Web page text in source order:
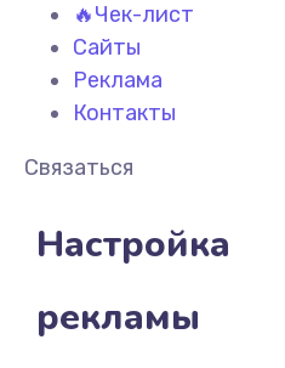
🔥Чек-лист
Сайты
Реклама
Контакты
Связаться
Настройка
рекламы